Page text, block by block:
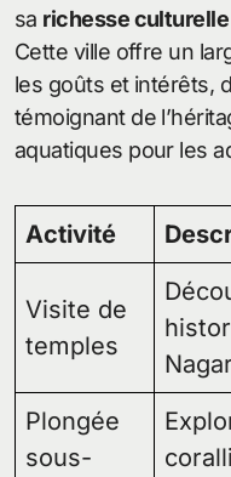
sa richesse culturelle
Cette ville offre un
les goûts et intérêts,
témoignant de
aquatiques pour les
Activité
Visite de
temples
Plongée
sous-